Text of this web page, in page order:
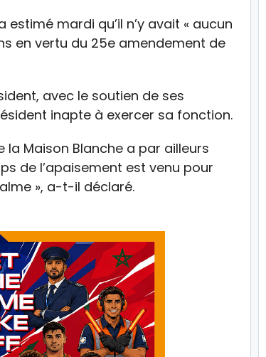
mardi qu’il n’y avait « aucun
en vertu du 25e amendement de
avec le soutien de ses
inapte à exercer sa fonction.
la Maison Blanche a par ailleurs
de l’apaisement est venu pour
», a-t-il déclaré.